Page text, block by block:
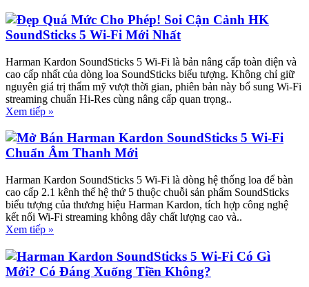
Đẹp Quá Mức Cho Phép! Soi Cận Cảnh HK
SoundSticks 5 Wi-Fi Mới Nhất
Harman Kardon SoundSticks 5 Wi-Fi là bản nâng cấp toàn diện và
cao cấp nhất của dòng loa SoundSticks biểu tượng. Không chỉ giữ
nguyên giá trị thẩm mỹ vượt thời gian, phiên bản này bổ sung Wi-Fi
streaming chuẩn Hi-Res cùng nâng cấp quan trọng..
Xem tiếp »
Mở Bán Harman Kardon SoundSticks 5 Wi-Fi
Chuẩn Âm Thanh Mới
Harman Kardon SoundSticks 5 Wi-Fi là dòng hệ thống loa để bàn
cao cấp 2.1 kênh thế hệ thứ 5 thuộc chuỗi sản phẩm SoundSticks
biểu tượng của thương hiệu Harman Kardon, tích hợp công nghệ
kết nối Wi-Fi streaming không dây chất lượng cao và..
Xem tiếp »
Harman Kardon SoundSticks 5 Wi-Fi Có Gì
Mới? Có Đáng Xuống Tiền Không?